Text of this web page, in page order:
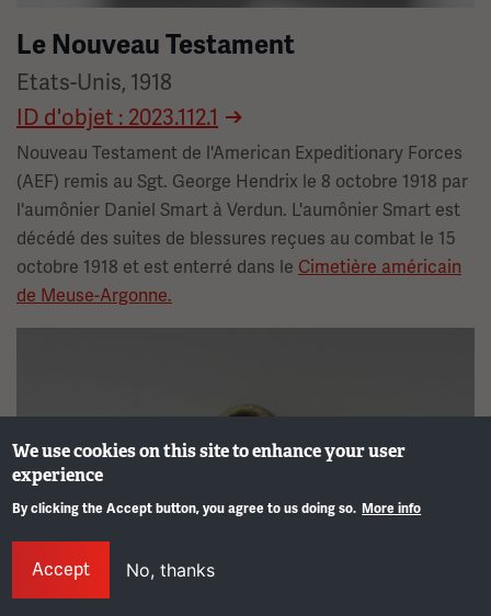
Le Nouveau Testament
Etats-Unis, 1918
ID d'objet : 2023.112.1
Nouveau Testament de l'American Expeditionary Forces
(AEF) remis au Sgt. George Hendrix le 8 octobre 1918 par
l'aumônier Daniel Smart à Verdun. L'aumônier Smart est
décédé des suites de blessures reçues au combat le 15
octobre 1918 et est enterré dans le Cimetière américain
de Meuse-Argonne.
We use cookies on this site to enhance your user
experience
By clicking the Accept button, you agree to us doing so. More info
Accept No, thanks